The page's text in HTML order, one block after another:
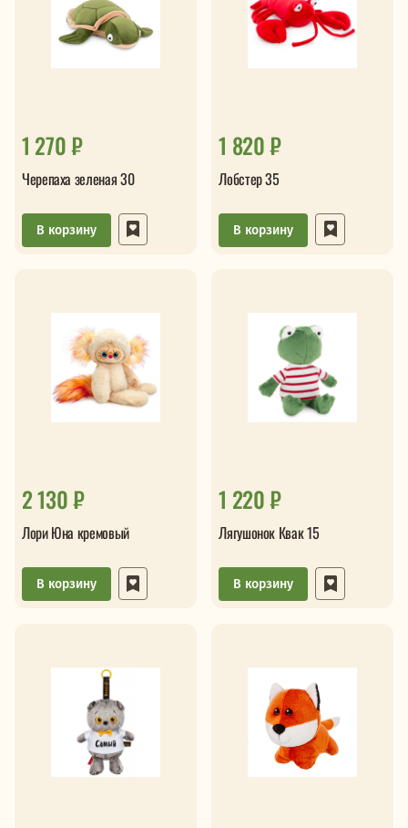
1 270 ₽
Черепаха зеленая 30
В корзину
1 820 ₽
Лобстер 35
В корзину
2 130 ₽
Лори Юна кремовый
В корзину
1 220 ₽
Лягушонок Квак 15
В корзину